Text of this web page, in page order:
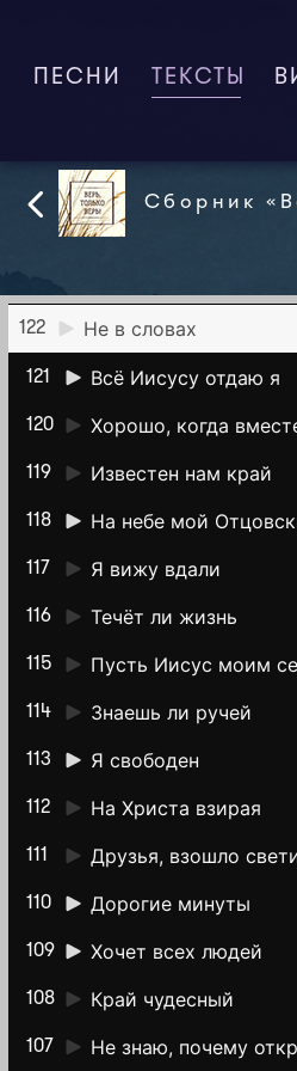
ПЕСНИ ТЕКСТЫ
Сборник
127 Там, на вершине
Ты для меня,
Ещё недолго
122 Не в словах
121 Всё Иисусу отдаю я
120 Хорошо, когда
119 Известен нам край
118 На небе мой
117 Я вижу вдали
116 Течёт ли жизнь
115 Пусть Иисус моим
114 Знаешь ли ручей
113 Я свободен
112 На Христа взирая
111 Друзья, взошло
110 Дорогие минуты
109 Хочет всех людей
108 Край чудесный
107 Не знаю, почему